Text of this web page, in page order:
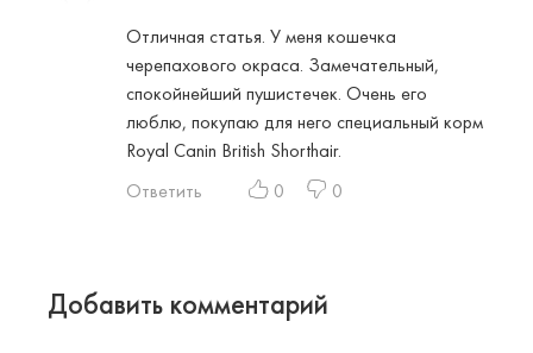
Отличная статья. У меня кошечка
черепахового окраса. Замечательный,
спокойнейший пушистечек. Очень его
люблю, покупаю для него специальный корм
Royal Canin British Shorthair.
Ответить
0 0
Добавить комментарий